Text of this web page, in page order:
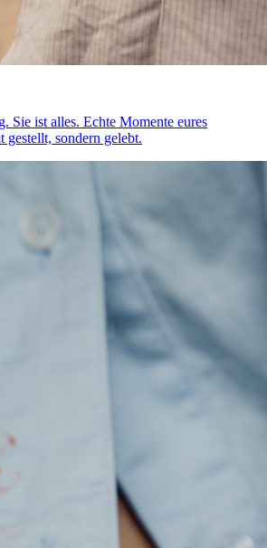
Sie ist alles. Echte Momente eures
sondern gelebt.